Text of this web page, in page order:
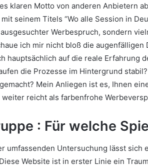
klaren Motto von anderen Anbietern
seinem Titels “Wo alle Session in
Werbespruch, sondern
ich mir nicht bloß die
hauptsächlich auf die reale Erfahrung
die Prozesse im Hintergrund
Mein Anliegen ist es, Ihnen
weiter reicht als farbenfrohe
: Für welche
umfassenden Untersuchung lässt
Website ist in erster Linie ein